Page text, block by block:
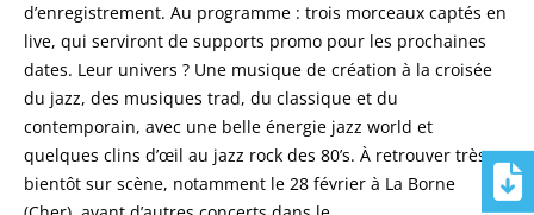
d’enregistrement. Au programme : trois morceaux captés en
live, qui serviront de supports promo pour les prochaines
dates. Leur univers ? Une musique de création à la croisée
du jazz, des musiques trad, du classique et du
contemporain, avec une belle énergie jazz world et
quelques clins d’œil au jazz rock des 80’s. À retrouver très
bientôt sur scène, notamment le 28 février à La Borne